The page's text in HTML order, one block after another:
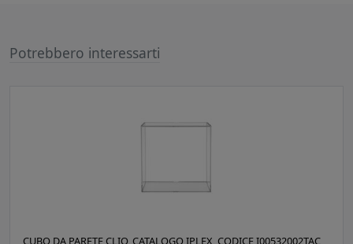
Potrebbero interessarti